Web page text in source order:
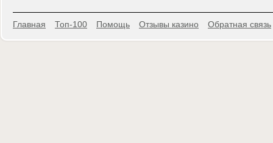
Главная Топ-100 Помощь Отзывы казино Обратная связь